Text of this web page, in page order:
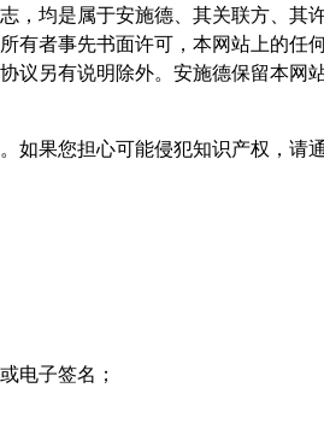
，均是属于安施德、其关联方、
有者事先书面许可，本网站上的
另有说明除外。安施德保留本网
果您担心可能侵犯知识产权，请
电子签名；